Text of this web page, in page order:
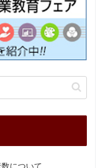
について